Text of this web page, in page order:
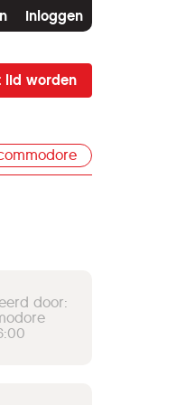
Inloggen
lid worden
door: